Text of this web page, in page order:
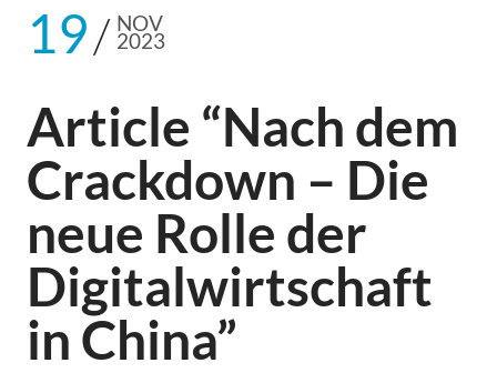
19 NOV
2023
Article “Nach dem
Crackdown – Die
neue Rolle der
Digitalwirtschaft
in China”